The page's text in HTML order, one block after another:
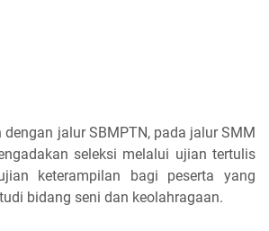
jalur SBMPTN, pada jalur SMM
seleksi melalui ujian tertulis
keterampilan bagi peserta yang
bidang seni dan keolahragaan.